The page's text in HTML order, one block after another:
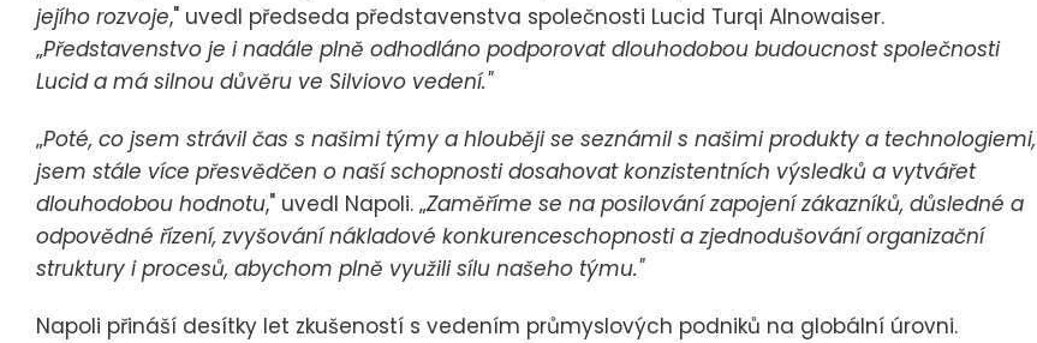
jejího rozvoje," uvedl předseda představenstva společnosti Lucid Turqi Alnowaiser.
„Představenstvo je i nadále plně odhodláno podporovat dlouhodobou budoucnost společnosti
Lucid a má silnou důvěru ve Silviovo vedení."
„Poté, co jsem strávil čas s našimi týmy a hlouběji se seznámil s našimi produkty a technologiemi,
jsem stále více přesvědčen o naší schopnosti dosahovat konzistentních výsledků a vytvářet
dlouhodobou hodnotu," uvedl Napoli. „Zaměříme se na posilování zapojení zákazníků, důsledné a
odpovědné řízení, zvyšování nákladové konkurenceschopnosti a zjednodušování organizační
struktury i procesů, abychom plně využili sílu našeho týmu."
Napoli přináší desítky let zkušeností s vedením průmyslových podniků na globální úrovni.